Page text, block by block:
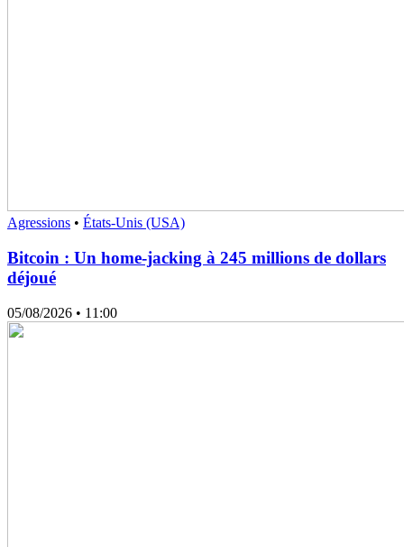
Agressions • États-Unis (USA)
Bitcoin : Un home-jacking à 245 millions de dollars
déjoué
05/08/2026 • 11:00